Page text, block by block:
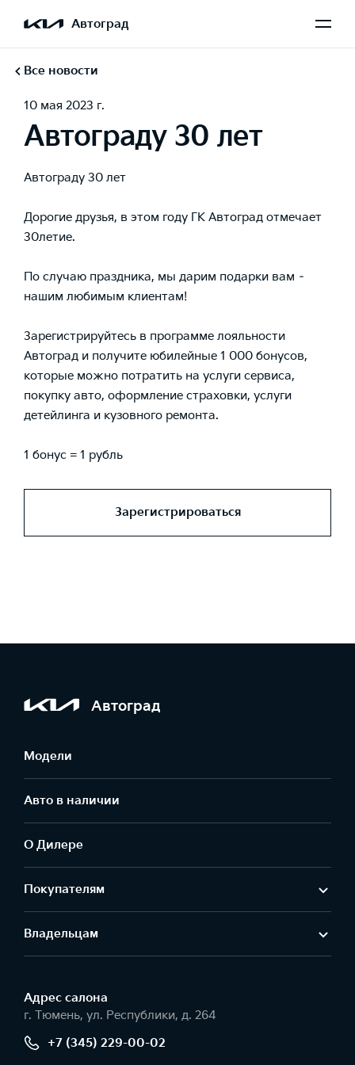
Автоград
Все новости
10 мая 2023 г.
Автограду 30 лет
Автограду 30 лет
Дорогие друзья, в этом году ГК Автоград отмечает
30летие.
По случаю праздника, мы дарим подарки вам –
нашим любимым клиентам!
Зарегистрируйтесь в программе лояльности
Автоград и получите юбилейные 1 000 бонусов,
которые можно потратить на услуги сервиса,
покупку авто, оформление страховки, услуги
детейлинга и кузовного ремонта.
1 бонус = 1 рубль
Зарегистрироваться
Автоград
Модели
Авто в наличии
О Дилере
Покупателям
Владельцам
Адрес салонa
г. Тюмень, ул. Республики, д. 264
+7 (345) 229-00-02